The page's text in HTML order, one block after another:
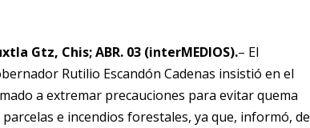
Gtz, Chis; ABR. 03 (interMEDIOS).– El
Rutilio Escandón Cadenas insistió en el
a extremar precauciones para evitar quema
parcelas e incendios forestales, ya que, informó, de